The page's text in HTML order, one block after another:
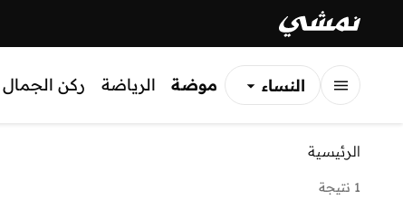
النساء
موضة الرياضة ركن الجمال
الرئيسية
1 نتيجة